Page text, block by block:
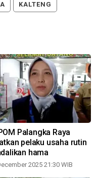
KALTENG
Palangka Raya
pelaku usaha rutin
hama
2025 21:30 WIB